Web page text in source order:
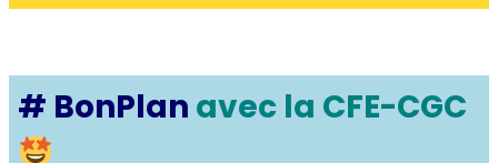
# BonPlan avec la CFE-CGC